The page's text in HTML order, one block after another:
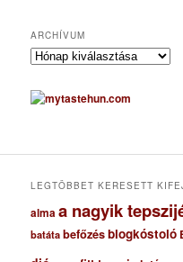
ARCHÍVUM
A
c
h
u
LEGTÖBBET KERESETT
almaa nagyik
batáta befőzésblogkóstoló